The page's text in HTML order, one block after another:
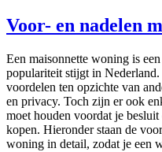
Voor- en nadelen
Een maisonnette woning is
populariteit stijgt in
voordelen ten opzichte van
en privacy. Toch zijn er ook
moet houden voordat je
kopen. Hieronder staan de
woning in detail, zodat je een